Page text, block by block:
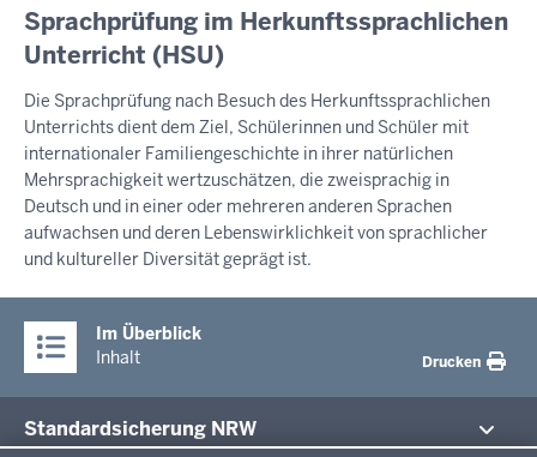
INHALTSSEITE
Sprachprüfung im Herkunftssprachlichen
Unterricht (HSU)
Die Sprachprüfung nach Besuch des Herkunftssprachlichen
Unterrichts dient dem Ziel, Schülerinnen und Schüler mit
internationaler Familiengeschichte in ihrer natürlichen
Mehrsprachigkeit wertzuschätzen, die zweisprachig in
Deutsch und in einer oder mehreren anderen Sprachen
aufwachsen und deren Lebenswirklichkeit von sprachlicher
und kultureller Diversität geprägt ist.
Im Überblick
Inhalt
Drucken
Standardsicherung NRW